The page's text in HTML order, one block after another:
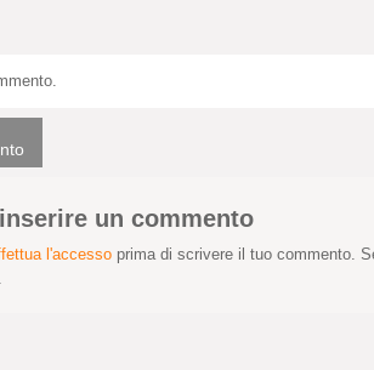
un commento
l'accesso prima di scrivere il tuo commento.